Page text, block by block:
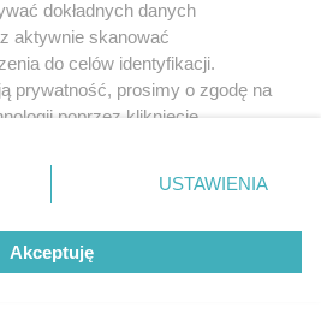
O nas
dokładnych danych
aktywnie skanować
do celów identyfikacji.
prywatność, prosimy o zgodę na
poprzez kliknięcie
przycisk ustawień prywatności
dolnym rogu strony
nie wymagają zgody
sprzeciwić się takiemu
będą miały zastosowanie tylko
USTAWIENIA
Akceptuję